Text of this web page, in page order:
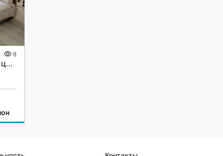
8
Сдам квартиру у моря в центре Сочи